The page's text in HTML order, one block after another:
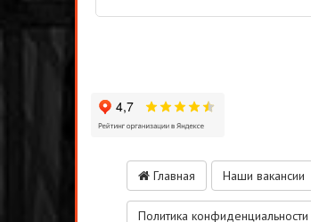
Главная Наши вакансии
Политика конфиденциальности